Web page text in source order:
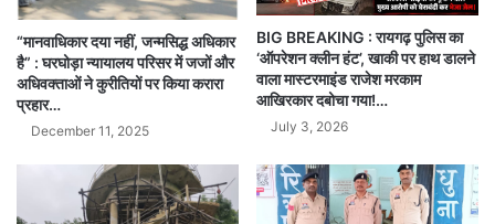
“मानवाधिकार दया नहीं, जन्मसिद्ध अधिकार
है” : घरघोड़ा न्यायालय परिसर में जजों और
अधिवक्ताओं ने कुरीतियों पर किया करारा
प्रहार…
December 11, 2025
BIG BREAKING : रायगढ़ पुलिस का
‘ऑपरेशन क्लीन हंट’, खाकी पर हाथ डालने
वाला मास्टरमाइंड राजेश मरकाम
आखिरकार दबोचा गया!…
July 3, 2026